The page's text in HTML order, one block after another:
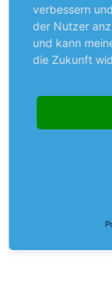
verbessern
der Nutzer
und kann
die Zukunft